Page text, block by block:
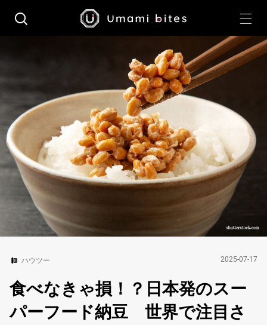
ハウツー 2025-07-17
食べなきゃ損！？日本発のスー
パーフード納豆 世界で注目さ